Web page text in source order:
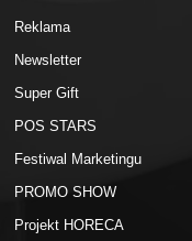
Reklama
Newsletter
Super Gift
POS STARS
Festiwal Marketingu
PROMO SHOW
Projekt HORECA